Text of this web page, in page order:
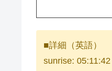
■詳細（英語）
sunrise: 05:11:42